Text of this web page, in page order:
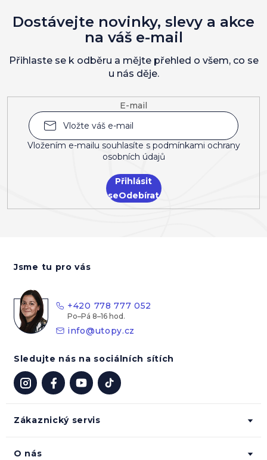
E-mail
Vložením e-mailu souhlasíte s podmínkami ochrany
osobních údajů
Přihlásit
se
Dostávejte novinky, slevy a akce
na váš e-mail
Přihlaste se k odběru a mějte přehled o všem, co se
u nás děje.
Zákaznický servis
O nás
Jsme tu pro vás
+420 778 777 052
info@utopy.cz
Sledujte nás na sociálních sítích